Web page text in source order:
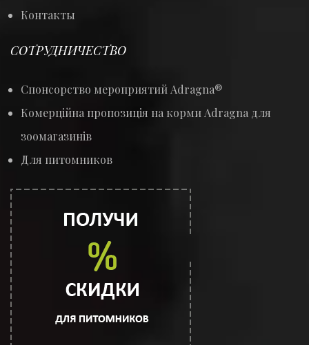
Контакты
СОТРУДНИЧЕСТВО
Спонсорство мероприятий Adragna®
Комерційна пропозиція на корми Adragna для
зоомагазинів
Для питомников